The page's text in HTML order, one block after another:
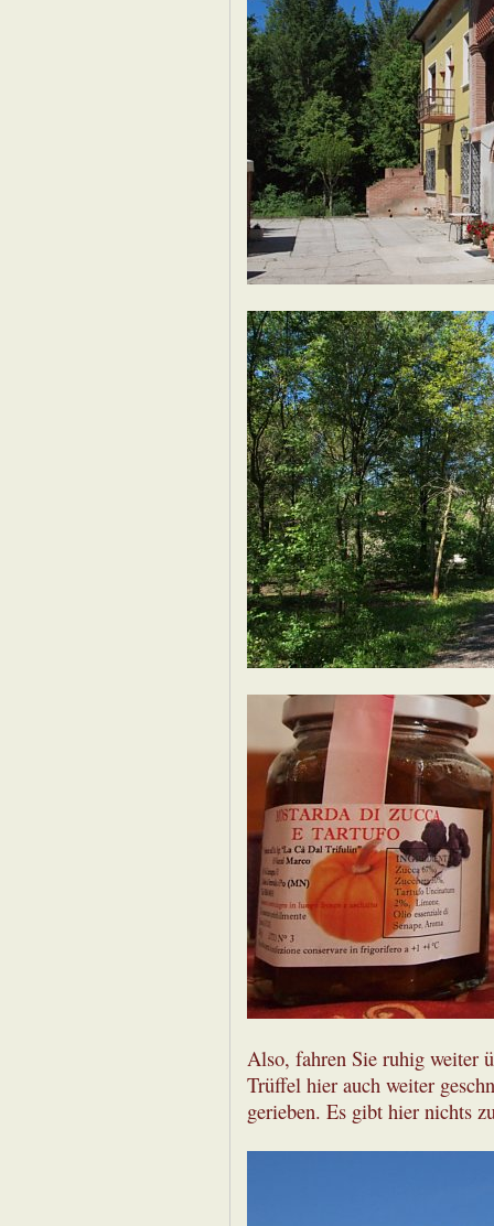
Also, fahren Sie ruhig weiter
Trüffel hier auch weiter
gerieben. Es gibt hier nichts